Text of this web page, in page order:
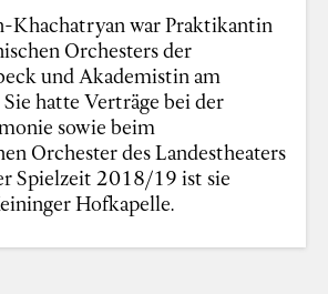
Khachatryan war Praktikantin
Orchesters der
und Akademistin am
hatte Verträge bei der
sowie beim
Orchester des Landestheaters
Spielzeit 2018/19 ist sie
Hofkapelle.